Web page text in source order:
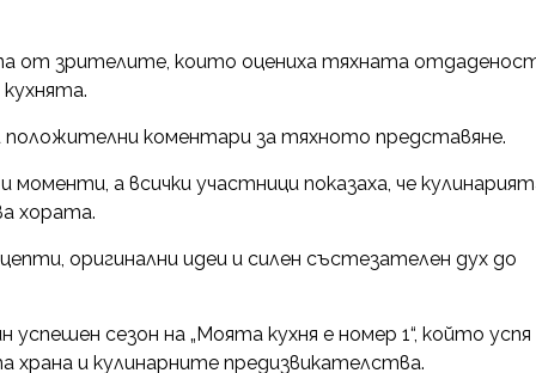
от зрителите, които оцениха тяхната
положителни коментари за тяхното представяне.
а всички участници показаха, че
хората.
оригинални идеи и силен състезателен дух до
сезон на „Моята кухня е номер 1“, който успя
и кулинарните предизвикателства.